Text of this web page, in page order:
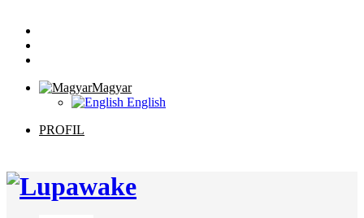
Magyar
English
PROFIL